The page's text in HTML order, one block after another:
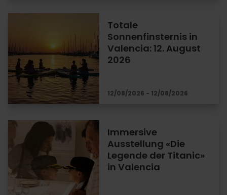
Totale
Sonnenfinsternis in
Valencia: 12. August
2026
12/08/2026 - 12/08/2026
Immersive
Ausstellung «Die
Legende der Titanic»
in Valencia